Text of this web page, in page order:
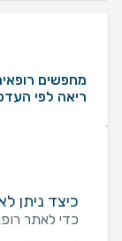
ריאה לפי
כיצד ניתן
כדי לאתר